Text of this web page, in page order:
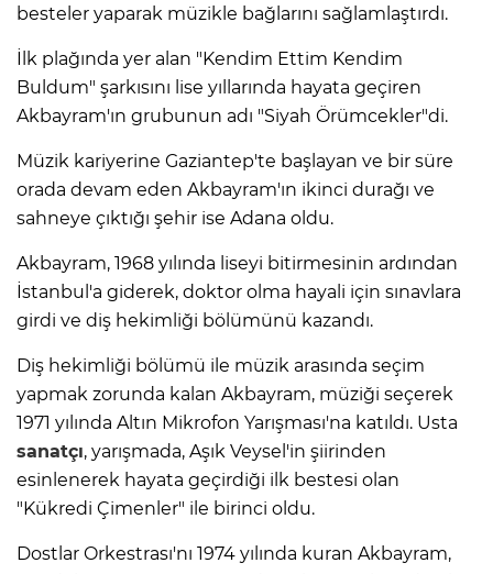
besteler yaparak müzikle bağlarını sağlamlaştırdı.
İlk plağında yer alan "Kendim Ettim Kendim
Buldum" şarkısını lise yıllarında hayata geçiren
Akbayram'ın grubunun adı "Siyah Örümcekler"di.
Müzik kariyerine Gaziantep'te başlayan ve bir süre
orada devam eden Akbayram'ın ikinci durağı ve
sahneye çıktığı şehir ise Adana oldu.
Akbayram, 1968 yılında liseyi bitirmesinin ardından
İstanbul'a giderek, doktor olma hayali için sınavlara
girdi ve diş hekimliği bölümünü kazandı.
Diş hekimliği bölümü ile müzik arasında seçim
yapmak zorunda kalan Akbayram, müziği seçerek
1971 yılında Altın Mikrofon Yarışması'na katıldı. Usta
sanatçı, yarışmada, Aşık Veysel'in şiirinden
esinlenerek hayata geçirdiği ilk bestesi olan
"Kükredi Çimenler" ile birinci oldu.
Dostlar Orkestrası'nı 1974 yılında kuran Akbayram,